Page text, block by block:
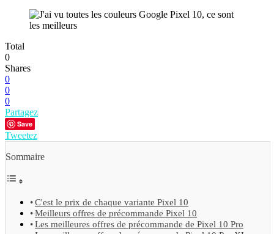
Total
0
Shares
0
0
0
Partagez
Save
Tweetez
Sommaire
C'est le prix de chaque variante Pixel 10
Meilleurs offres de précommande Pixel 10
Les meilleures offres de précommande de Pixel 10 Pro